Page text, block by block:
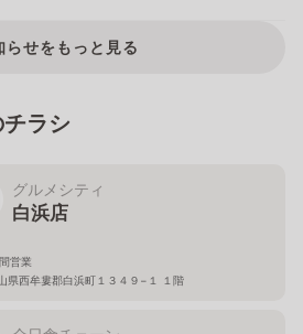
らせをもっと見る
ラシ
グルメシティ
白浜店
営業
県西牟婁郡白浜町１３４９−１ １階